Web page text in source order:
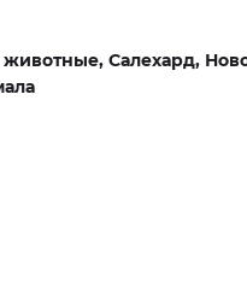
Салехард,